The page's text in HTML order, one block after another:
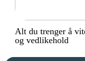
Alt du trenger å
og vedlikehold